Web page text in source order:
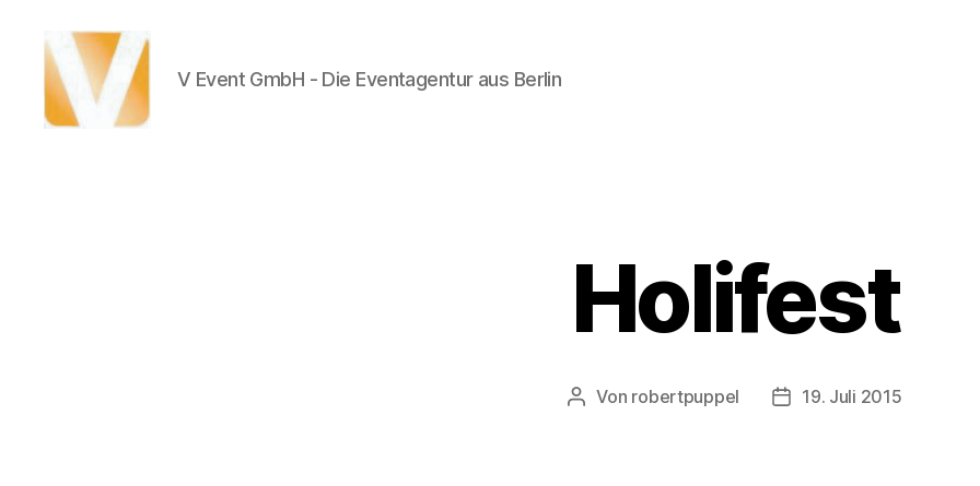
V Event GmbH - Die Eventagentur aus Berlin
Holifest
Beitragsautor
Von robertpuppel Beitragsdatum
19. Juli 2015